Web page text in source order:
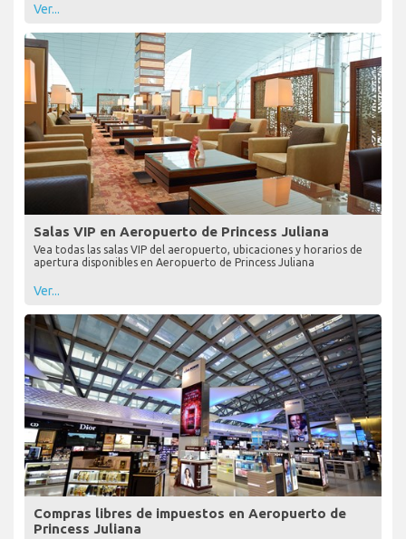
Ver...
Salas VIP en Aeropuerto de Princess Juliana
Vea todas las salas VIP del aeropuerto, ubicaciones y horarios de
apertura disponibles en Aeropuerto de Princess Juliana
Ver...
Compras libres de impuestos en Aeropuerto de
Princess Juliana